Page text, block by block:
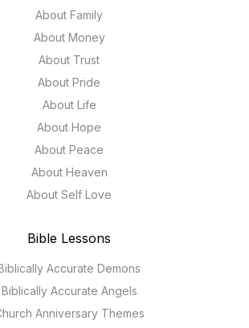
About Family
About Money
About Trust
About Pride
About Life
About Hope
About Peace
About Heaven
About Self Love
Bible Lessons
Accurate Demons
Biblically Accurate Angels
Anniversary Themes